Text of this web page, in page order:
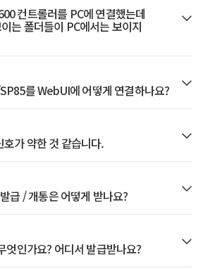
installationmanager
우에는 ‘TIM for Windows ->
다)’,
Installation Manager for
일반 프로그램 설치하듯 더블
설치
운로드 및 설치
ConvertToRINEX
타나는 메시지입니다.
컨트롤러를 PC에 연결했는데
는 폴더들이 PC에서는 보이지
니다.
를 WebUI에 어떻게 연결하나요?
수신기의 모델명이 뜹니다.
를 입력후 이동합니다.
하시기 바랍니다.
가 약한 것 같습니다.
셔야 합니다.
급 / 개통은 어떻게 받나요?
다. (대리점보다는 공식지점을
엇인가요? 어디서 발급받나요?